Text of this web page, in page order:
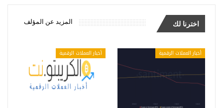
اخترنا لك المزيد عن المؤلف
أخبار العملات الرقمية أخبار العملات الرقمية